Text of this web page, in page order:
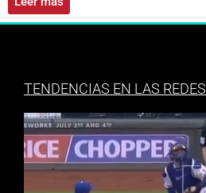
TENDENCIAS EN LAS REDES